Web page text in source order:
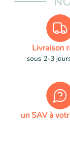
Livraison
sous 2-3
un SAV à